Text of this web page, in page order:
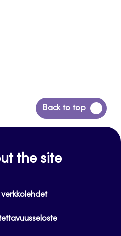
Back to top
Siirry
takaisin
the site
verkkolehdet